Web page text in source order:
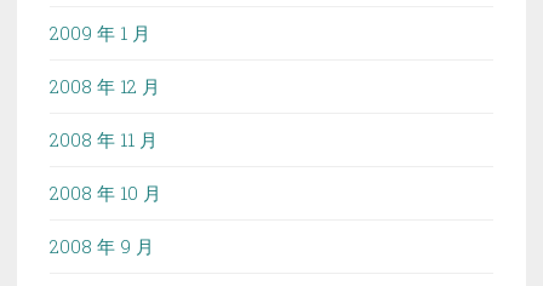
2009 年 1 月
2008 年 12 月
2008 年 11 月
2008 年 10 月
2008 年 9 月